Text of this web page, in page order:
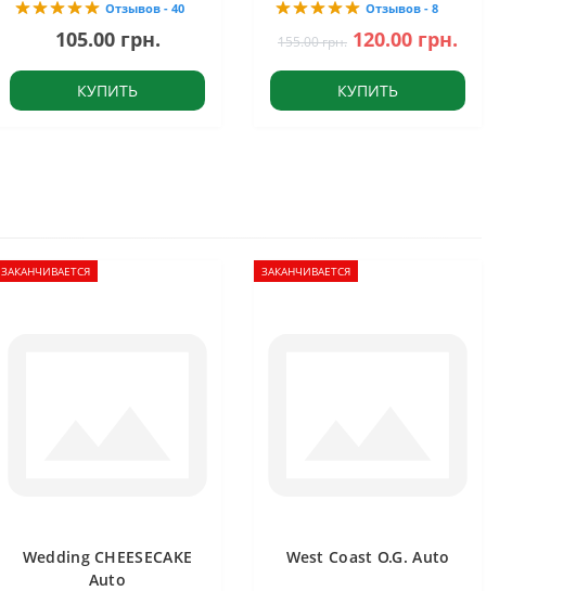
Отзывов - 40
105.00 грн.
КУПИТЬ
Отзывов - 8
155.00 грн. 120.00 грн.
КУПИТЬ
ЗАКАНЧИВАЕТСЯ
Wedding CHEESECAKE
Auto
ЗАКАНЧИВАЕТСЯ
West Coast O.G. Auto